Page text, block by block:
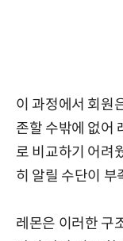
이 과정에서 회원
존할 수밖에 없어
로 비교하기 어려
히 알릴 수단이 부
레몬은 이러한 구